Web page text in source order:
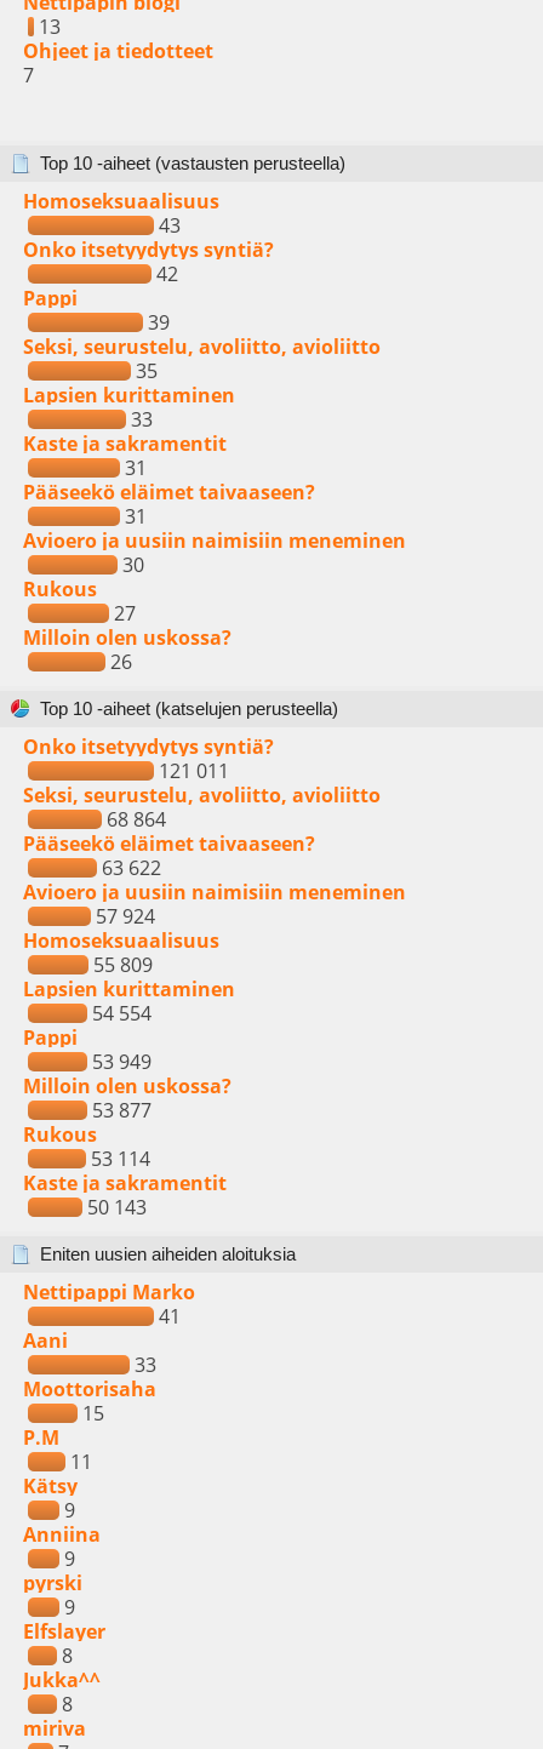
13
Ohjeet ja tiedotteet
7
Top 10 -aiheet (vastausten perusteella)
Homoseksuaalisuus
43
Onko itsetyydytys syntiä?
42
Pappi
39
Seksi, seurustelu, avoliitto, avioliitto
35
Lapsien kurittaminen
33
Kaste ja sakramentit
31
Pääseekö eläimet taivaaseen?
31
Avioero ja uusiin naimisiin meneminen
30
Rukous
27
Milloin olen uskossa?
26
Top 10 -aiheet (katselujen perusteella)
Onko itsetyydytys syntiä?
121 011
Seksi, seurustelu, avoliitto, avioliitto
68 864
Pääseekö eläimet taivaaseen?
63 622
Avioero ja uusiin naimisiin meneminen
57 924
Homoseksuaalisuus
55 809
Lapsien kurittaminen
54 554
Pappi
53 949
Milloin olen uskossa?
53 877
Rukous
53 114
Kaste ja sakramentit
50 143
Eniten uusien aiheiden aloituksia
Nettipappi Marko
41
Aani
33
Moottorisaha
15
P.M
11
Kätsy
9
Anniina
9
pyrski
9
Elfslayer
8
Jukka^^
8
miriva